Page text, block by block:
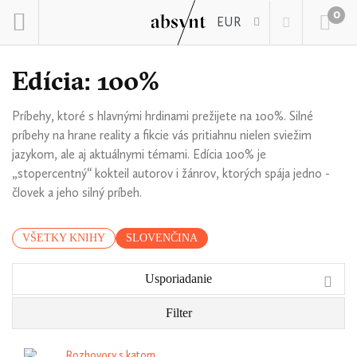
EUR
0
Edícia: 100%
Príbehy, ktoré s hlavnými hrdinami prežijete na 100%. Silné
príbehy na hrane reality a fikcie vás pritiahnu nielen sviežim
jazykom, ale aj aktuálnymi témami. Edícia 100% je
„stopercentný“ kokteil autorov i žánrov, ktorých spája jedno -
človek a jeho silný príbeh.
VŠETKY KNIHY SLOVENČINA
Usporiadanie
Filter